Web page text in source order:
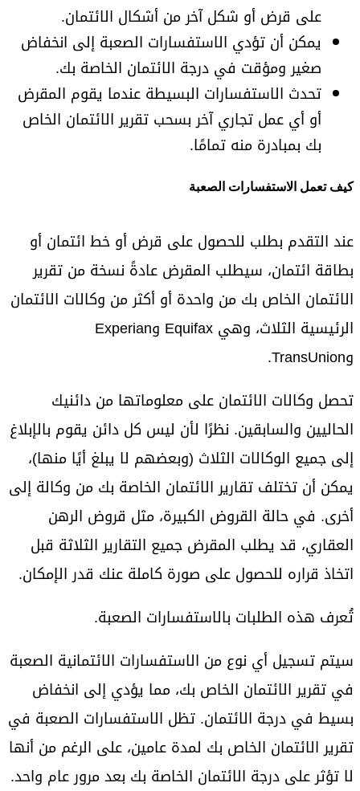
على قرض أو شكل آخر من أشكال الائتمان.
يمكن أن تؤدي الاستفسارات الصعبة إلى انخفاض
صغير ومؤقت في درجة الائتمان الخاصة بك.
تحدث الاستفسارات البسيطة عندما يقوم المقرض
أو أي عمل تجاري آخر بسحب تقرير الائتمان الخاص
بك بمبادرة منه تمامًا.
كيف تعمل الاستفسارات الصعبة
عند التقدم بطلب للحصول على قرض أو خط ائتمان أو
بطاقة ائتمان، سيطلب المقرض عادةً نسخة من تقرير
الائتمان الخاص بك من واحدة أو أكثر من وكالات الائتمان
الرئيسية الثلاث، وهي Equifax وExperian
وTransUnion.
تحصل وكالات الائتمان على معلوماتها من دائنيك
الحاليين والسابقين. نظرًا لأن ليس كل دائن يقوم بالإبلاغ
إلى جميع الوكالات الثلاث (وبعضهم لا يبلغ أيًا منها)،
يمكن أن تختلف تقارير الائتمان الخاصة بك من وكالة إلى
أخرى. في حالة القروض الكبيرة، مثل قروض الرهن
العقاري، قد يطلب المقرض جميع التقارير الثلاثة قبل
اتخاذ قراره للحصول على صورة كاملة عنك قدر الإمكان.
تُعرف هذه الطلبات بالاستفسارات الصعبة.
سيتم تسجيل أي نوع من الاستفسارات الائتمانية الصعبة
في تقرير الائتمان الخاص بك، مما يؤدي إلى انخفاض
بسيط في درجة الائتمان. تظل الاستفسارات الصعبة في
تقرير الائتمان الخاص بك لمدة عامين، على الرغم من أنها
لا تؤثر على درجة الائتمان الخاصة بك بعد مرور عام واحد.